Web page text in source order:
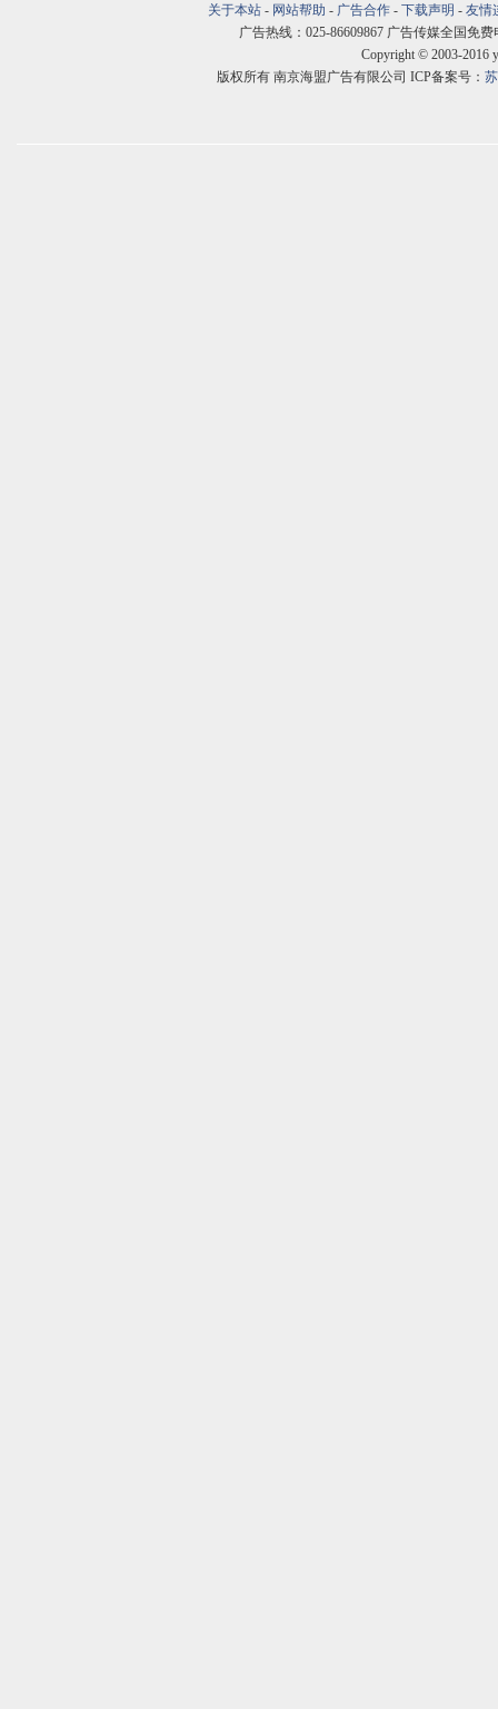
关于本站 - 网站帮助 - 广告合作 - 下载声明 - 友情
广告热线：025-86609867 广告传媒全国免费
Copyright © 2003-2016
版权所有 南京海盟广告有限公司 ICP备案号：